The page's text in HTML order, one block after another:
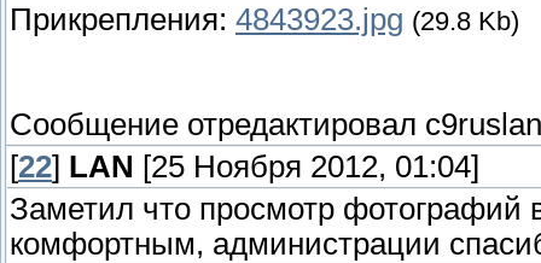
Прикрепления: 4843923.jpg (29.8 Kb)
Сообщение отредактировал c9ruslan
[22] LAN [25 Ноября 2012, 01:04]
Заметил что просмотр
комфортным, администрации